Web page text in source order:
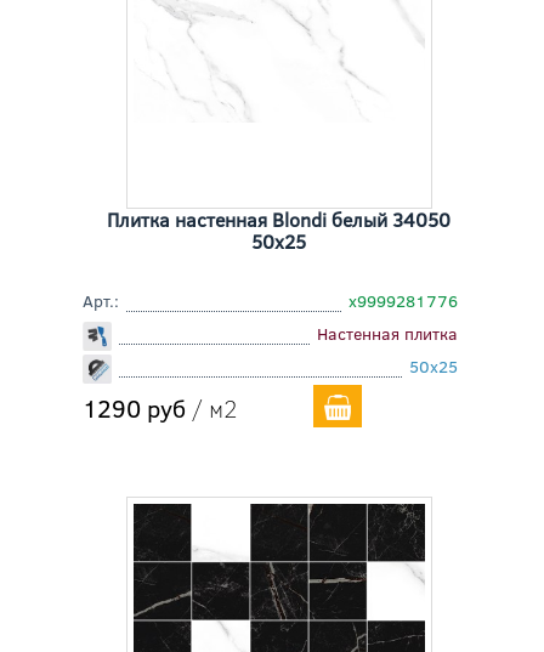
Плитка настенная Blondi белый 34050
50x25
Арт.:
х9999281776
Настенная плитка
50x25
1290 руб / м2